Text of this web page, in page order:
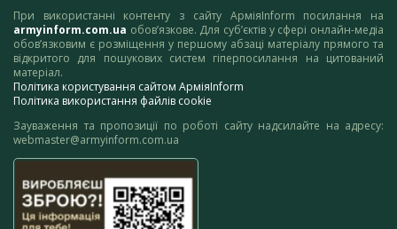
При використанні контенту з сайту АрміяInform посилання на
armyinform.com.ua обов’язкове. Для суб’єктів у сфері онлайн-медіа
обов’язковим є розміщення у першому абзаці матеріалу прямого та
відкритого для пошукових систем гіперпосилання на цитований
матеріал.
Політика користування сайтом АрміяInform
Політика використання файлів cookie
Зауваження та пропозиції по роботі сайту надсилайте на адресу:
webmaster@armyinform.com.ua